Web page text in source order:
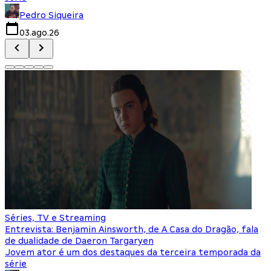
Pedro Siqueira
03.ago.26
Séries, TV e Streaming
Entrevista: Benjamin Ainsworth, de A Casa do Dragão, fala
de dualidade de Daeron Targaryen
Jovem ator é um dos destaques da terceira temporada da
série